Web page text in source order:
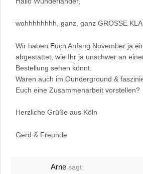
wohhhhhhhh, ganz, ganz GROSSE
Wir haben Euch Anfang November ja
abgestattet, wie Ihr ja unschwer an
Bestellung sehen könnt.
Waren auch im Ounderground &
Euch eine Zusammenarbeit vorstellen?
Herzliche Grüße aus Köln
Gerd & Freunde
Arne sagt: